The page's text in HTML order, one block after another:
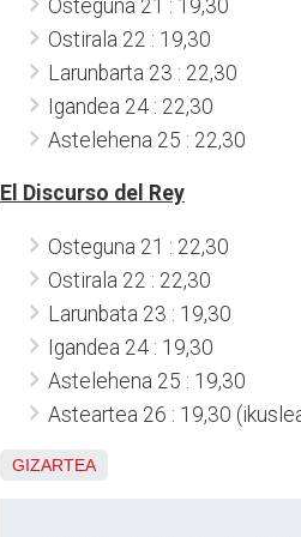
Osteguna 21 : 19,30
Ostirala 22 : 19,30
Larunbarta 23 : 22,30
Igandea 24 : 22,30
Astelehena 25 : 22,30
El Discurso del Rey
Osteguna 21 : 22,30
Ostirala 22 : 22,30
Larunbata 23 : 19,30
Igandea 24 : 19,30
Astelehena 25 : 19,30
Asteartea 26 : 19,30
GIZARTEA